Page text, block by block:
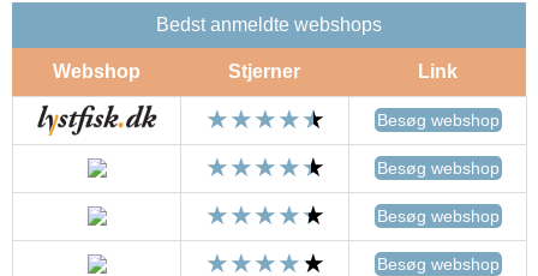
Bedst anmeldte webshops
Webshop Stjerner Link
Besøg webshop
Besøg webshop
Besøg webshop
Besøg webshop